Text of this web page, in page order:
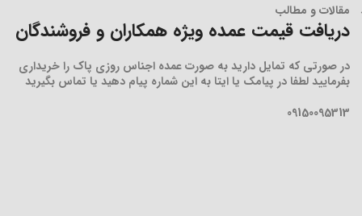
مقالات و مطالب
دریافت قیمت عمده ویژه همکاران و فروشندگان
در صورتی که تمایل دارید به صورت عمده اجناس روزی پاک را خریداری
بفرمایید لطفا در پیامک یا ایتا به این شماره پیام دهید یا تماس بگیرید
09150095313